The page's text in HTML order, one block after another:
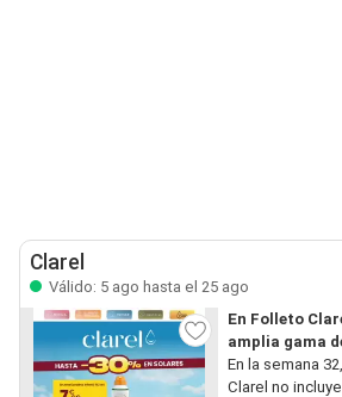
Clarel
Válido: 5 ago hasta el 25 ago
En Folleto
amplia gama
En la semana
Clarel no